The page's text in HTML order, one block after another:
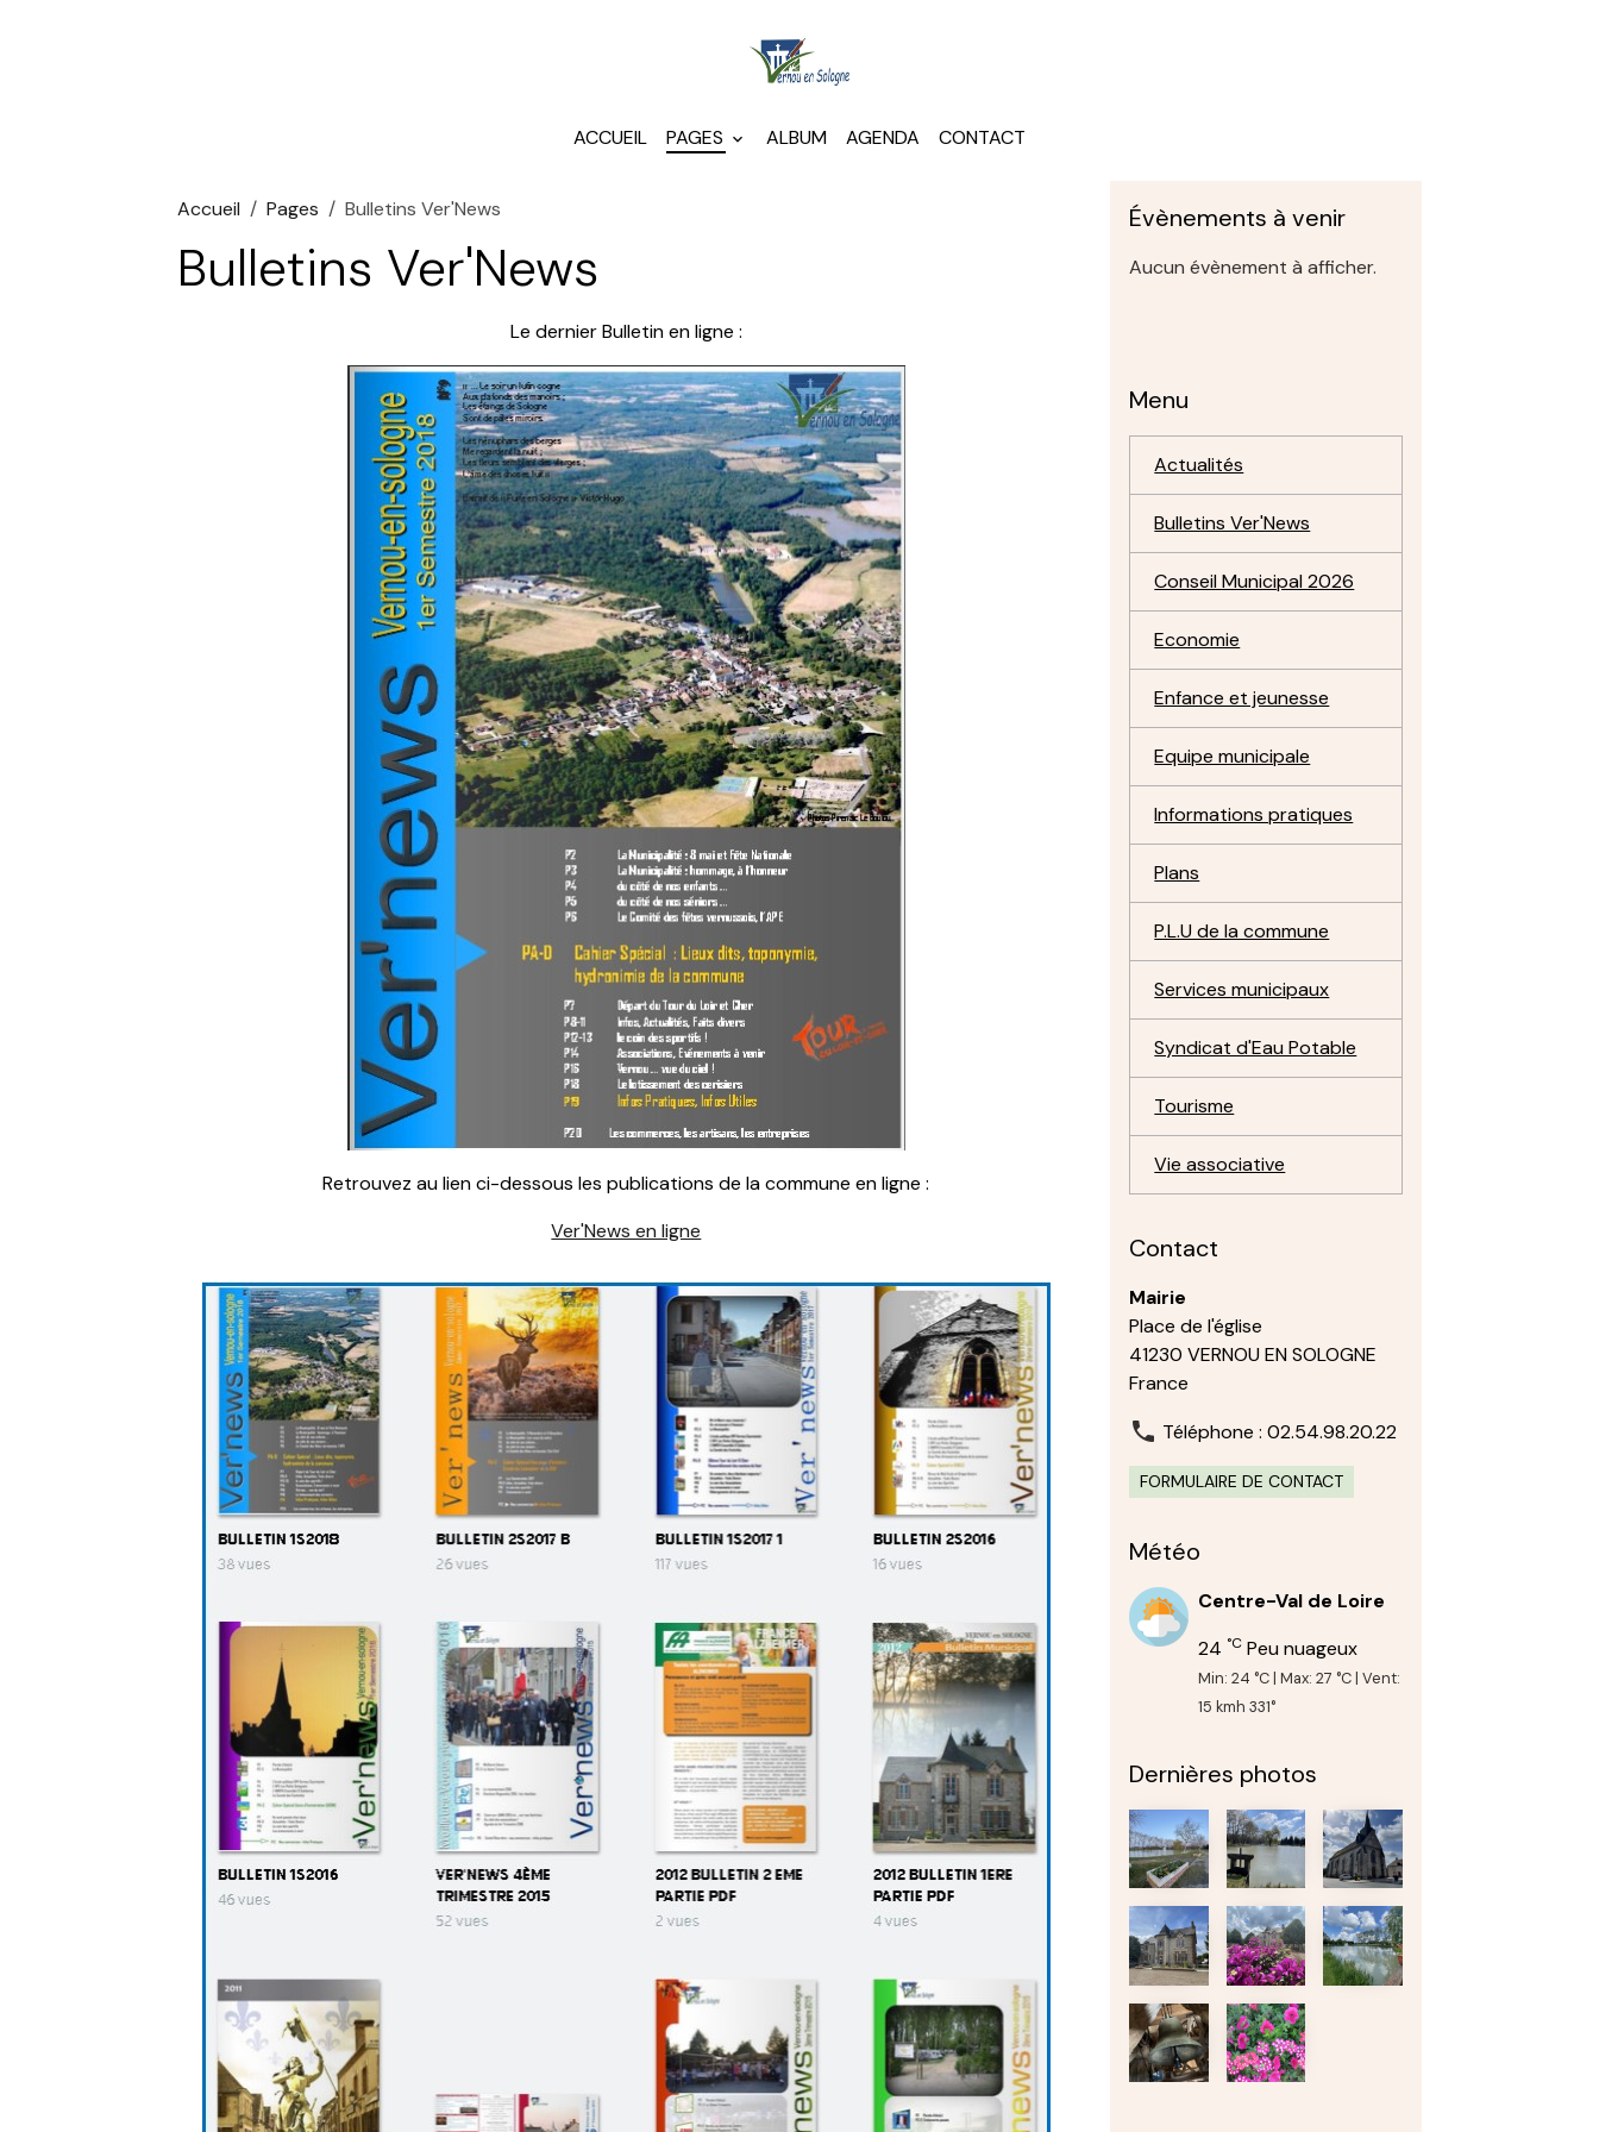
ACCUEIL PAGES ALBUM AGENDA CONTACT
Accueil Pages Bulletins Ver'News
Bulletins Ver'News
Le dernier Bulletin en ligne :
Retrouvez au lien ci-dessous les publications de la commune en ligne :
Ver'News en ligne
Évènements à venir
Aucun évènement à afficher.
Menu
Actualités
Bulletins Ver'News
Conseil Municipal 2026
Economie
Enfance et jeunesse
Equipe municipale
Informations pratiques
Plans
P.L.U de la commune
Services municipaux
Syndicat d'Eau Potable
Tourisme
Vie associative
Contact
Mairie
Place de l'église
41230 VERNOU EN SOLOGNE
France
Téléphone : 02.54.98.20.22
FORMULAIRE DE CONTACT
Météo
Centre-Val de Loire
24 °C Peu nuageux
Min: 24 °C | Max: 27 °C | Vent:
15 kmh 331°
Dernières photos